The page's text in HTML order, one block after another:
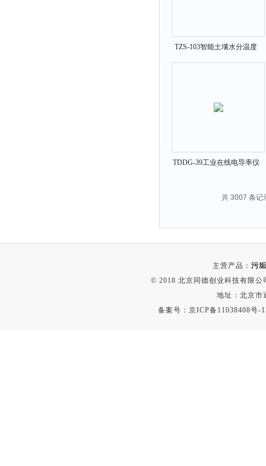
TZS-103智能土壤水分温度
测定仪
TDDG-39工业在线电导率仪
共 3007 条
主营产品： 污
© 2018 北京同德创业科技有限
地址：北京市
备案号： 京ICP备11038408号-